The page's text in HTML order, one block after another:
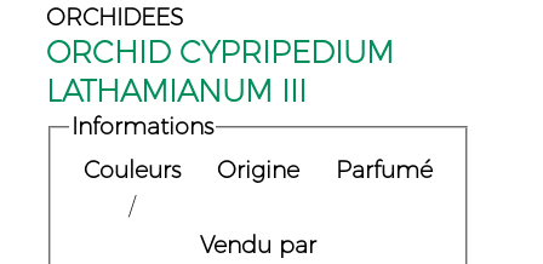
ORCHIDEES
ORCHID CYPRIPEDIUM
LATHAMIANUM III
Informations
Couleurs
Origine
Parfumé
/
Vendu par